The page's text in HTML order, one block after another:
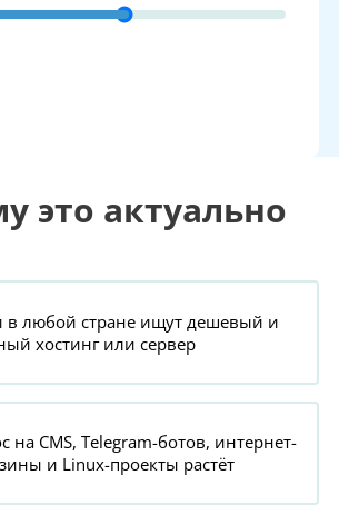
это актуально
любой стране ищут дешевый и
хостинг или сервер
на CMS, Telegram-ботов, интернет-
и Linux-проекты растёт